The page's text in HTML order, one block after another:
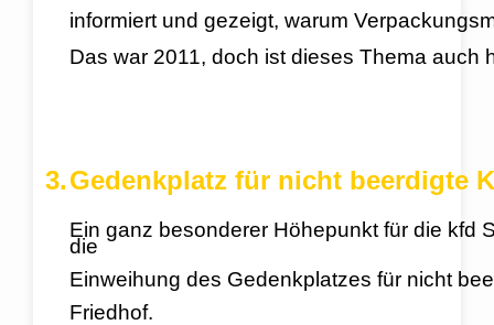
informiert und gezeigt, warum
Das war 2011, doch ist dieses Thema auch
3.Gedenkplatz für nicht beerdigte
Ein ganz besonderer Höhepunkt für die kfd
die
Einweihung des Gedenkplatzes für nicht
Friedhof.